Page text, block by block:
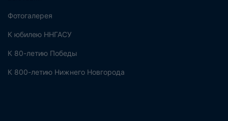
Фотогалерея
К юбилею ННГАСУ
К 80-летию Победы
К 800-летию Нижнего Новгорода